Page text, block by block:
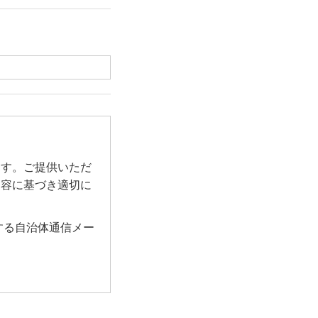
。ご提供いただ
に基づき適切に
自治体通信メー